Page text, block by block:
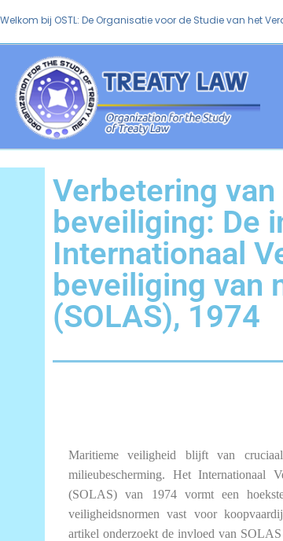
Welkom bij OSTL: De Organisatie voor de Studie van het
Verbetering
beveiliging: De
Internationaal
beveiliging van
(SOLAS), 1974
Maritieme veiligheid blijft van
milieubescherming. Het Internationaal
(SOLAS) van 1974 vormt een
veiligheidsnormen vast voor
artikel onderzoekt de invloed van